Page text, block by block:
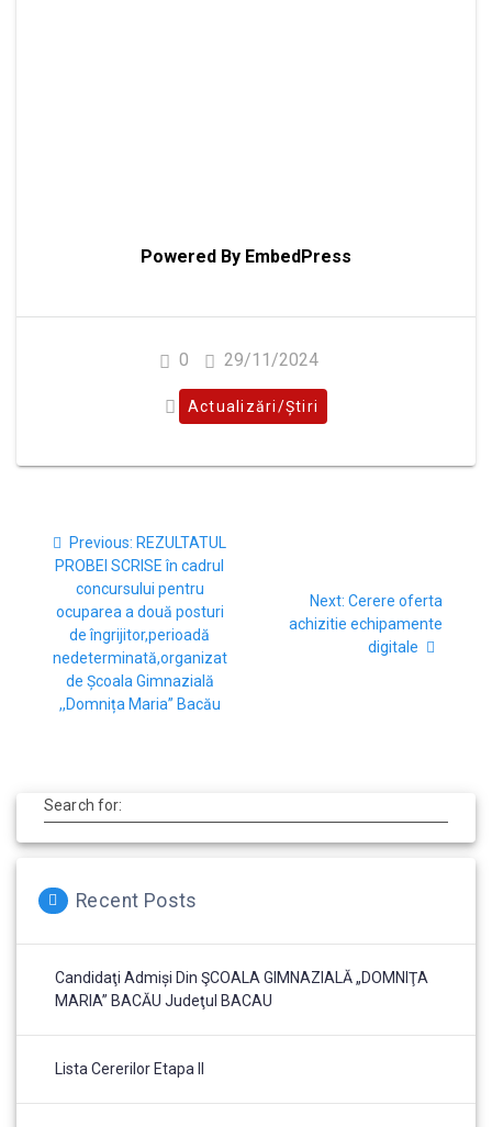
Powered By EmbedPress
0 29/11/2024
Actualizări/Știri
Previous: REZULTATUL
PROBEI SCRISE în cadrul
concursului pentru
ocuparea a două posturi
de îngrijitor,perioadă
nedeterminată,organizat
de Școala Gimnazială
,,Domnița Maria” Bacău
Next: Cerere oferta
achizitie echipamente
digitale
Search for:
Recent Posts
Candidaţi Admiși Din ŞCOALA GIMNAZIALĂ „DOMNIŢA
MARIA” BACĂU Judeţul BACAU
Lista Cererilor Etapa II